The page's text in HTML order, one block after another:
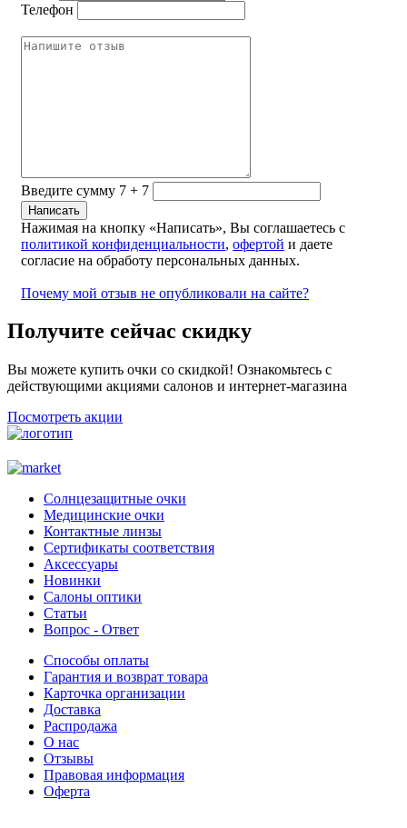
Телефон
Введите сумму 7 + 7
Нажимая на кнопку «Написать», Вы соглашаетесь с
политикой конфиденциальности, офертой и даете
согласие на обработу персональных данных.
Почему мой отзыв не опубликовали на сайте?
Получите сейчас скидку
Вы можете купить очки со скидкой! Ознакомьтесь с
действующими акциями салонов и интернет-магазина
Посмотреть акции
Солнцезащитные очки
Медицинские очки
Контактные линзы
Сертификаты соответствия
Аксессуары
Новинки
Салоны оптики
Статьи
Вопрос - Ответ
Способы оплаты
Гарантия и возврат товара
Карточка организации
Доставка
Распродажа
О нас
Отзывы
Правовая информация
Оферта